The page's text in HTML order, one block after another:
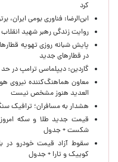
کرد
ابن‌الرضا: فناوری بومی ایران،
روایت زندگی رهبر شهید
پایش شبانه روزی تهویه
در قطارهای جدید
گاردین: دیپلماسی ترامپ در
معاون هماهنگ‌کننده نیروی
العدید هنوز مشخص نیست
هشدار به مسافران؛ ترافیک
شکست + جدول
سقوط آزاد قیمت خودرو در
کوییک و تارا + جدول